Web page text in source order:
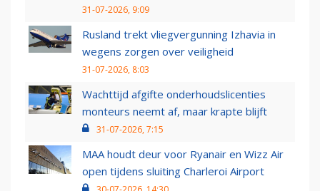
31-07-2026, 9:09
Rusland trekt vliegvergunning Izhavia in
wegens zorgen over veiligheid
31-07-2026, 8:03
Wachttijd afgifte onderhoudslicenties
monteurs neemt af, maar krapte blijft
31-07-2026, 7:15
MAA houdt deur voor Ryanair en Wizz Air
open tijdens sluiting Charleroi Airport